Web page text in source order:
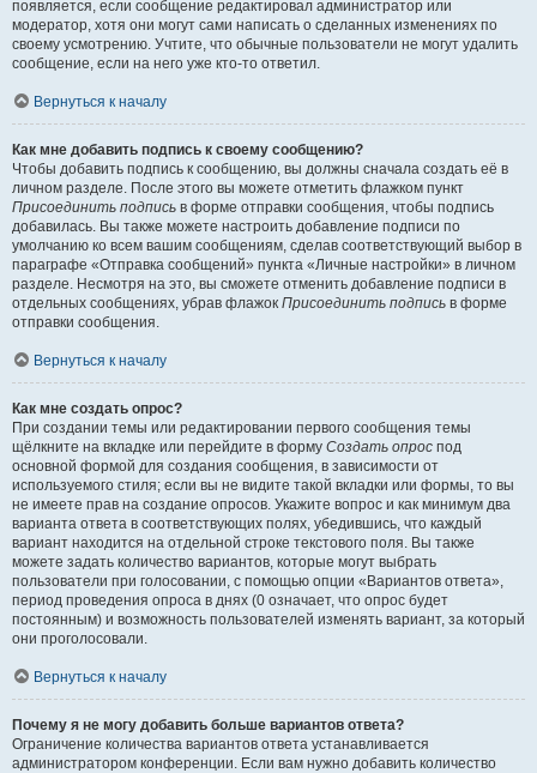
появляется, если сообщение редактировал администратор или
модератор, хотя они могут сами написать о сделанных изменениях по
своему усмотрению. Учтите, что обычные пользователи не могут удалить
сообщение, если на него уже кто-то ответил.
Вернуться к началу
Как мне добавить подпись к своему сообщению?
Чтобы добавить подпись к сообщению, вы должны сначала создать её в
личном разделе. После этого вы можете отметить флажком пункт
Присоединить подпись в форме отправки сообщения, чтобы подпись
добавилась. Вы также можете настроить добавление подписи по
умолчанию ко всем вашим сообщениям, сделав соответствующий выбор в
параграфе «Отправка сообщений» пункта «Личные настройки» в личном
разделе. Несмотря на это, вы сможете отменить добавление подписи в
отдельных сообщениях, убрав флажок Присоединить подпись в форме
отправки сообщения.
Вернуться к началу
Как мне создать опрос?
При создании темы или редактировании первого сообщения темы
щёлкните на вкладке или перейдите в форму Создать опрос под
основной формой для создания сообщения, в зависимости от
используемого стиля; если вы не видите такой вкладки или формы, то вы
не имеете прав на создание опросов. Укажите вопрос и как минимум два
варианта ответа в соответствующих полях, убедившись, что каждый
вариант находится на отдельной строке текстового поля. Вы также
можете задать количество вариантов, которые могут выбрать
пользователи при голосовании, с помощью опции «Вариантов ответа»,
период проведения опроса в днях (0 означает, что опрос будет
постоянным) и возможность пользователей изменять вариант, за который
они проголосовали.
Вернуться к началу
Почему я не могу добавить больше вариантов ответа?
Ограничение количества вариантов ответа устанавливается
администратором конференции. Если вам нужно добавить количество